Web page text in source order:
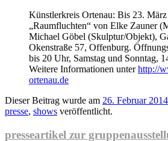
Künstlerkreis Ortenau: Bis 23.
„Raumfluchten“ von Elke Zauner
Michael Göbel (Skulptur/Objekt),
Okenstraße 57, Offenburg.
bis 20 Uhr, Samstag und Sonntag,
Weitere Informationen unterhttp://
ortenau.de
Dieser Beitrag wurde am 26. Februar 2014
presse, shows veröffentlicht.
presseartikel zur